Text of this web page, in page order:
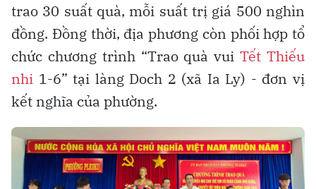
trao 30 suất quà, mỗi suất trị giá 500 nghìn
đồng. Đồng thời, địa phương còn phối hợp tổ
chức chương trình “Trao quà vuiTết Thiếu
nhi 1-6” tại làng Doch 2 (xã Ia Ly) - đơn vị
kết nghĩa của phường.